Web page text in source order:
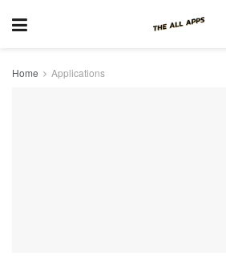
Home Applications